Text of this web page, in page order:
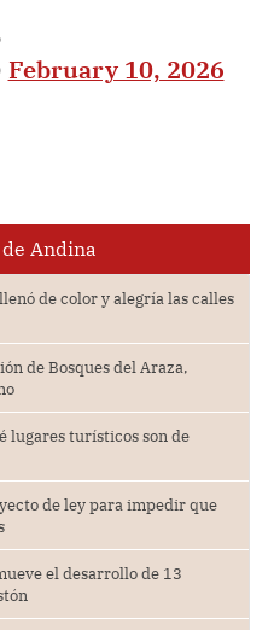
February 10, 2026
Andina
de color y alegría las calles
de Bosques del Araza,
lugares turísticos son de
de ley para impedir que
el desarrollo de 13